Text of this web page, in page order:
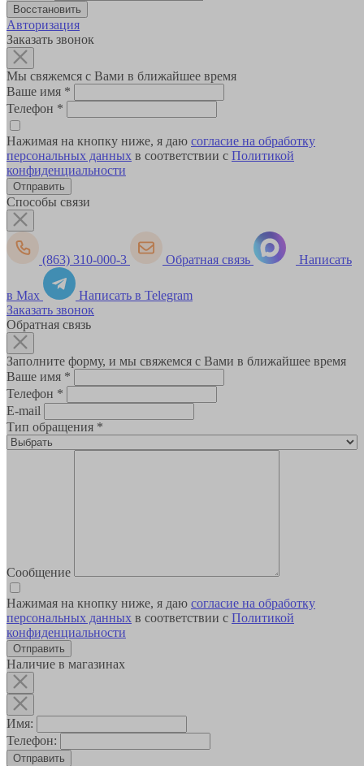
Авторизация
Заказать звонок
Мы свяжемся с Вами в ближайшее время
Ваше имя *
Телефон *
Нажимая на кнопку ниже, я даю согласие на обработку
персональных данных в соответствии с Политикой
конфиденциальности
Способы связи
(863) 310-000-3 Обратная связь Написать
в Max
Написать в Telegram
Заказать звонок
Обратная связь
Заполните форму, и мы свяжемся с Вами в ближайшее время
Ваше имя *
Телефон *
E-mail
Тип обращения *
Сообщение
Нажимая на кнопку ниже, я даю согласие на обработку
персональных данных в соответствии с Политикой
конфиденциальности
Наличие в магазинах
Имя:
Телефон:
Отправить